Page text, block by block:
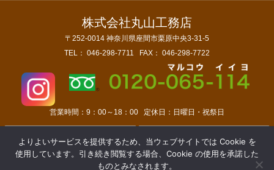
株式会社丸山工務店
〒252-0014 神奈川県座間市栗原中央3-31-5
TEL： 046-298-7711 FAX： 046-298-7722
営業時間： 9：00～18：00 定休日： 日曜日・祝祭日
会社概要
お問い合わせ
よりよいサービスを提供するため、当ウェブサイトでは Cookie を
使用しています。引き続き閲覧する場合、Cookie の使用を承諾した
ものとみなされます。